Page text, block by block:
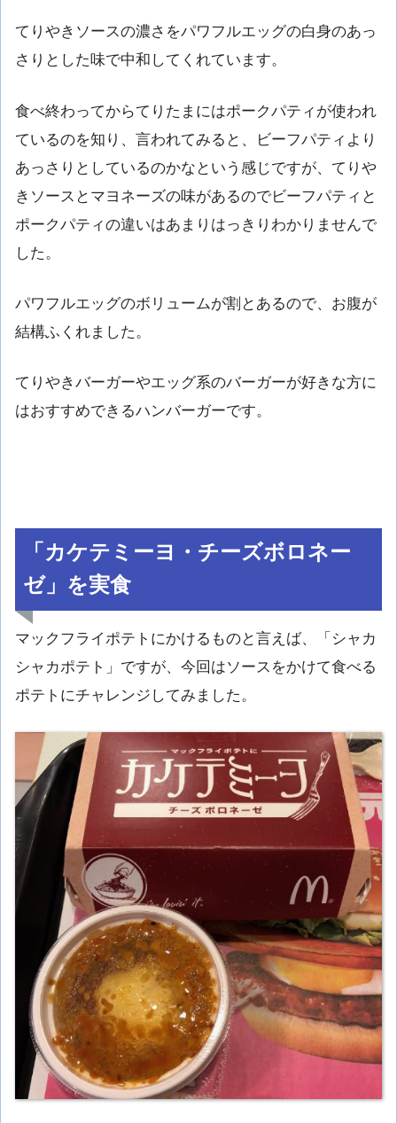
てりやきソースの濃さをパワフルエッグの白身のあっ
さりとした味で中和してくれています。
食べ終わってからてりたまにはポークパティが使われ
ているのを知り、言われてみると、ビーフパティより
あっさりとしているのかなという感じですが、てりや
きソースとマヨネーズの味があるのでビーフパティと
ポークパティの違いはあまりはっきりわかりませんで
した。
パワフルエッグのボリュームが割とあるので、お腹が
結構ふくれました。
てりやきバーガーやエッグ系のバーガーが好きな方に
はおすすめできるハンバーガーです。
「カケテミーヨ・チーズボロネー
ゼ」を実食
マックフライポテトにかけるものと言えば、「シャカ
シャカポテト」ですが、今回はソースをかけて食べる
ポテトにチャレンジしてみました。